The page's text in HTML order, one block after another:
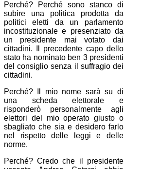
Perché? Perché sono stanco di
subire una politica prodotta da
politici eletti da un parlamento
incostituzionale e presenziato da
un presidente mai votato dai
cittadini. Il precedente capo dello
stato ha nominato ben 3 presidenti
del consiglio senza il suffragio dei
cittadini.
Perché? Il mio nome sarà su di
una scheda elettorale e
risponderò personalmente agli
elettori del mio operato giusto o
sbagliato che sia e desidero farlo
nel rispetto delle leggi e delle
norme.
Perché? Credo che il presidente